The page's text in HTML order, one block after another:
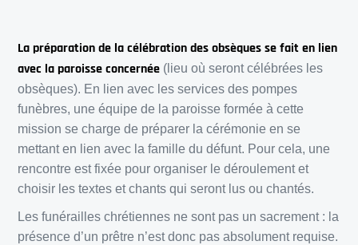
La préparation de la célébration des obsèques se fait en lien
avec la paroisse concernée (lieu où seront célébrées les
obsèques). En lien avec les services des pompes
funèbres, une équipe de la paroisse formée à cette
mission se charge de préparer la cérémonie en se
mettant en lien avec la famille du défunt. Pour cela, une
rencontre est fixée pour organiser le déroulement et
choisir les textes et chants qui seront lus ou chantés.
Les funérailles chrétiennes ne sont pas un sacrement : la
présence d’un prêtre n’est donc pas absolument requise.